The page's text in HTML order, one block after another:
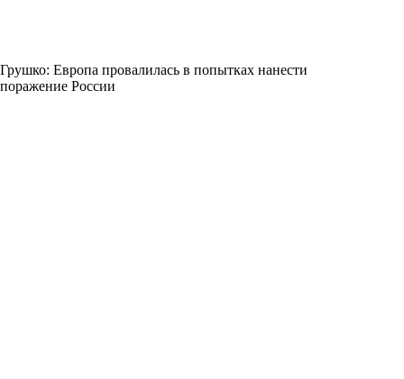
Грушко: Европа провалилась в попытках нанести
поражение России